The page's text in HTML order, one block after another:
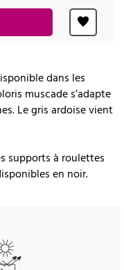
dans les
muscade s’adapte
Le gris ardoise vient
supports à roulettes
en noir.